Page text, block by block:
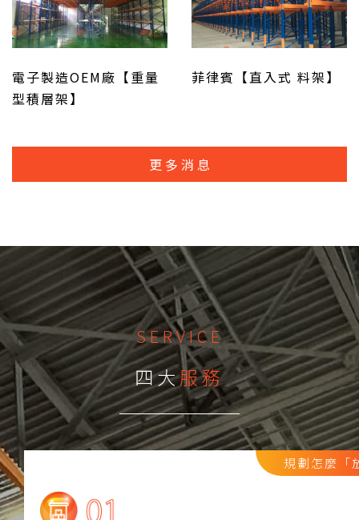
電子製造OEM廠【重量
型積層架】
菲律賓【直入式 料架】
更多消息
SERVICE
四大服務
規劃怎麼「